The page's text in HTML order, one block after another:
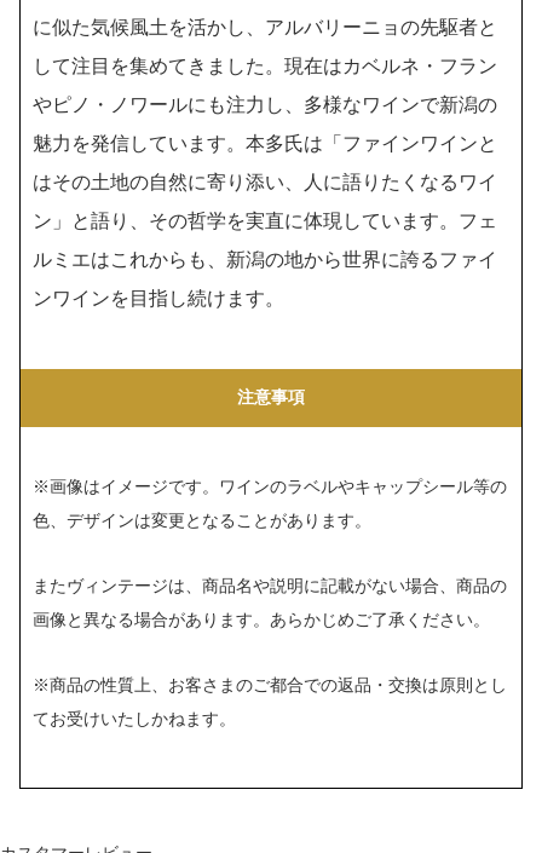
に似た気候風土を活かし、アルバリーニョの先駆者と
して注目を集めてきました。現在はカベルネ・フラン
やピノ・ノワールにも注力し、多様なワインで新潟の
魅力を発信しています。本多氏は「ファインワインと
はその土地の自然に寄り添い、人に語りたくなるワイ
ン」と語り、その哲学を実直に体現しています。フェ
ルミエはこれからも、新潟の地から世界に誇るファイ
ンワインを目指し続けます。
注意事項
※画像はイメージです。ワインのラベルやキャップシール等の
色、デザインは変更となることがあります。
またヴィンテージは、商品名や説明に記載がない場合、商品の
画像と異なる場合があります。あらかじめご了承ください。
※商品の性質上、お客さまのご都合での返品・交換は原則とし
てお受けいたしかねます。